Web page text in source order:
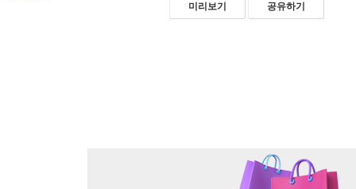
미리보기 공유하기